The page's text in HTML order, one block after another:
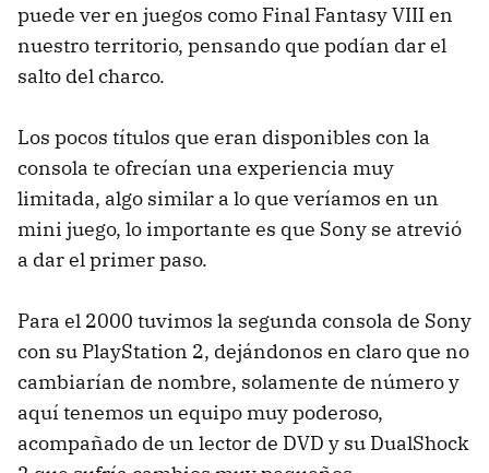
puede ver en juegos como Final Fantasy VIII en
nuestro territorio, pensando que podían dar el
salto del charco.
Los pocos títulos que eran disponibles con la
consola te ofrecían una experiencia muy
limitada, algo similar a lo que veríamos en un
mini juego, lo importante es que Sony se atrevió
a dar el primer paso.
Para el 2000 tuvimos la segunda consola de Sony
con su PlayStation 2, dejándonos en claro que no
cambiarían de nombre, solamente de número y
aquí tenemos un equipo muy poderoso,
acompañado de un lector de DVD y su DualShock